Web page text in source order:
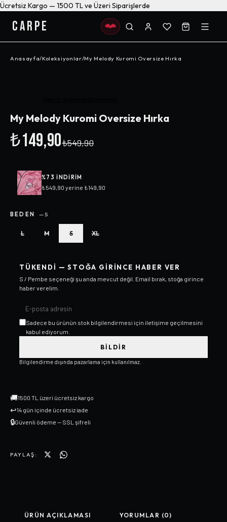
Ücretsiz Kargo — 1500 TL ve Üzeri Siparişlerde
CARPE
Anasayfa/Koleksiyonlar/My Melody Kuromi Oversize Hırka
My Melody Kuromi Oversize Hırka
₺149,90₺549,90
%73 INDIRIM
₺549,90 yerine ₺149,90
BEDEN —S
L M S XL
TÜKENDI — STOĞA GIRINCE HABER VER
S / Pembe seçeneği şu anda mevcut değil. Email bırak, stoğa girince
haber verelim.
Sadece bu ürünün stok bilgilendirmesi için iletişime geçilmesini
kabul ediyorum.
BILDIR
Bilgilendirme dışında pazarlama için kullanılmaz.
🚚1500 TL üzeri ücretsiz kargo
↩14 gün içinde ücretsiz iade
🔒Güvenli ödeme — SSL şifreli
PAYLAŞ:
ÜRÜN AÇIKLAMASI YORUMLAR (0)